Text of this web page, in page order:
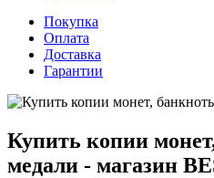
Покупка
Оплата
Доставка
Гарантии
Купить копии
медали - магазин